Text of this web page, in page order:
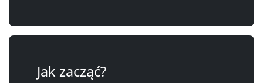
Jak zacząć?